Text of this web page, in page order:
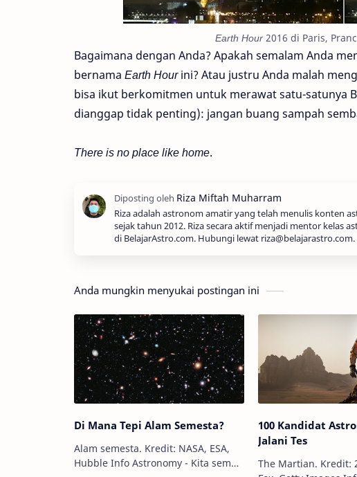
Earth Hour 2016 di Paris,
Bagaimana dengan Anda? Apakah semalam Anda
bernama Earth Hourini? Atau justru Anda malah
bisa ikut berkomitmen untuk merawat satu-satunya
dianggap tidak penting): jangan buang sampah
There is no place like home.
Riza adalah astronom amatir yang telah menulis konten
sejak tahun 2012. Riza secara aktif menjadi mentor kelas
di BelajarAstro.com. Hubungi lewat riza@belajarastro.com.
Anda mungkin menyukai postingan ini
Di Mana Tepi Alam Semesta?
Alam semesta. Kredit: NASA, ESA,
Hubble Info Astronomy - Kita semua
100 Kandidat
Jalani Tes
The Martian. Kredit: